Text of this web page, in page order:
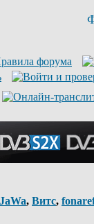
форума
JaWa, Витс,